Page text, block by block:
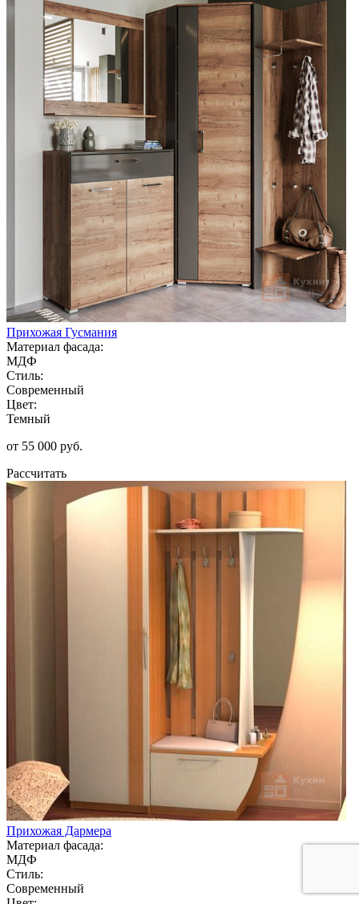
Прихожая Гусмания
Материал фасада:
МДФ
Стиль:
Современный
Цвет:
Темный
от 55 000 руб.
Рассчитать
Прихожая Дармера
Материал фасада:
МДФ
Стиль:
Современный